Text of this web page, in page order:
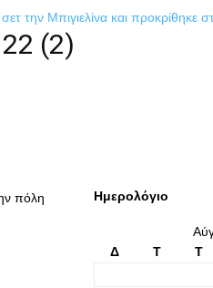
την Μπιγιελίνα και προκρίθηκε
(2)
πόλη
Ημερολόγιο
Δ
Τ Τ